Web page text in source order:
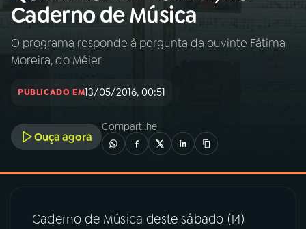
MEC
Início AO VIVO
INÍCIO
A RÁDIO
03PROGRAMAÇÃO
04PROGRAMAS
Caderno de Música
O programa responde à pergunta da ouvinte Fátima
Moreira, do Méier
PUBLICADO EM13/05/2016, 00:51
Ouça agora
Compartilhe
Caderno de Música deste sábado (14)